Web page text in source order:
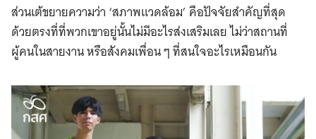
ส่วนเต้ขยายความว่า ‘สภาพแวดล้อม’ คือปัจจัยสำคัญที่สุด
ด้วยตรงที่ที่พวกเขาอยู่นั้นไม่มีอะไรส่งเสริมเลย ไม่ว่าสถานที่
ผู้คนในสายงาน หรือสังคมเพื่อน ๆ ที่สนใจอะไรเหมือนกัน